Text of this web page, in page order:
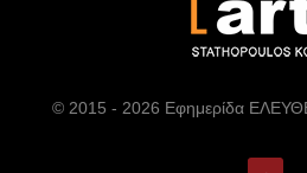
© 2015 - 2026 Εφημερίδα